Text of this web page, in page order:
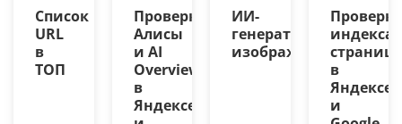
Список
URL
в
ТОП
Проверка
Алисы
и AI
Overview
в
Яндексе
ИИ-
генератор
изображений
Проверка
страниц
в
Яндексе
и